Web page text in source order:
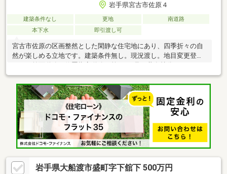
岩手県宮古市佐原４
建築条件なし 更地
南道路
本下水
即引渡し可
宮古市佐原の区画整然とした閑静な住宅地にあり、四季折々の自
然が楽しめる立地です。建築条件無し。現況渡し。地目変更登記
要す。前面道路：位置指定道路（第812‐2号）共有持分：
2954/39750を移転予定。
岩手県大船渡市盛町字下舘下 500万円